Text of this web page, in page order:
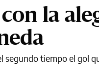
la
tiempo el gol